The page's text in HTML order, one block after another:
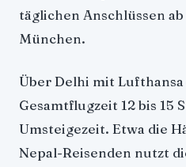
täglichen Anschlüssen
München.
Über Delhi mit
Gesamtflugzeit 12 bis 15
Umsteigezeit. Etwa die
Nepal-Reisenden nutzt